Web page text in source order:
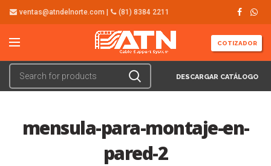
ventas@atndelnorte.com | (81) 8384 2211
COTIZADOR
DESCARGAR CATÁLOGO
mensula-para-montaje-en-
pared-2